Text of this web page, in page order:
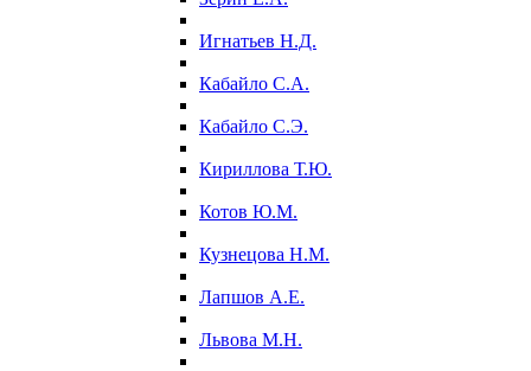
Игнатьев Н.Д.
Кабайло С.А.
Кабайло С.Э.
Кириллова Т.Ю.
Котов Ю.М.
Кузнецова Н.М.
Лапшов А.Е.
Львова М.Н.